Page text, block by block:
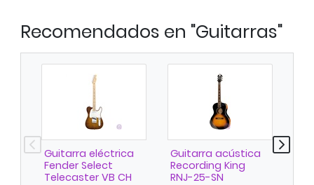
Recomendados en "Guitarras"
Guitarra eléctrica
Fender Select
Telecaster VB CH
Guitarra acústica
Recording King
RNJ-25-SN